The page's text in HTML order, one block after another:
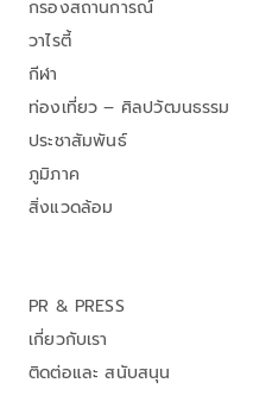
กรองสถานการณ์
วาไรตี้
กีฬา
ท่องเที่ยว – ศิลปวัฒนธรรม
ประชาสัมพันธ์
ภูมิภาค
สิ่งแวดล้อม
PR & PRESS
เกี่ยวกับเรา
ติดต่อและ สนับสนุน